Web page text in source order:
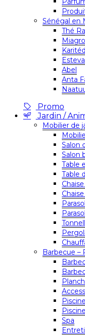
Sénégal en
Thé
Miagro
Abel
Anta
Promo
Jardin /
Mobilier de
Salon
Salon
Table
Table
Parasol
Barbecue –
Piscine
Spa